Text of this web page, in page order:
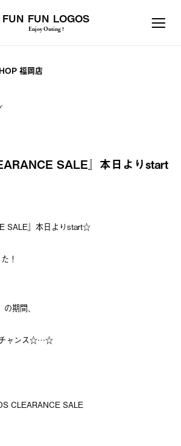
FUN FUN LOGOS
Enjoy Outing !
福岡店
SALE』本日よりstart
SALE』本日よりstart☆
！
期間、
チャンス☆…☆
SALE